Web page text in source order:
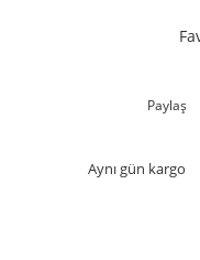
Paylaş
Aynı gün kargo